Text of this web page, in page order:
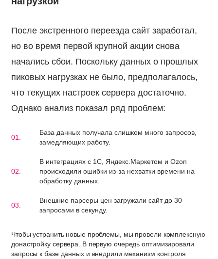
После экстренного переезда сайт заработал,
но во время первой крупной акции снова
начались сбои. Поскольку данных о прошлых
пиковых нагрузках не было, предполагалось,
что текущих настроек сервера достаточно.
Однако анализ показал ряд проблем:
База данных получала слишком много запросов,
замедляющих работу.
В интеграциях с 1С, Яндекс.Маркетом и Ozon
происходили ошибки из-за нехватки времени на
обработку данных.
Внешние парсеры цен загружали сайт до 30
запросами в секунду.
Чтобы устранить новые проблемы, мы провели комплексную
донастройку сервера. В первую очередь оптимизировали
запросы к базе данных и внедрили механизм контроля